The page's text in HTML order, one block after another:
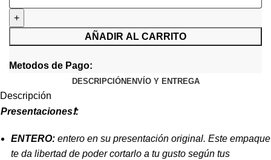
AÑADIR AL CARRITO
Metodos de Pago:
DESCRIPCIÓN ENVÍO Y ENTREGA
Descripción
Presentaciones❗:
ENTERO: entero en su presentación original. Este empaque
te da libertad de poder cortarlo a tu gusto según tus